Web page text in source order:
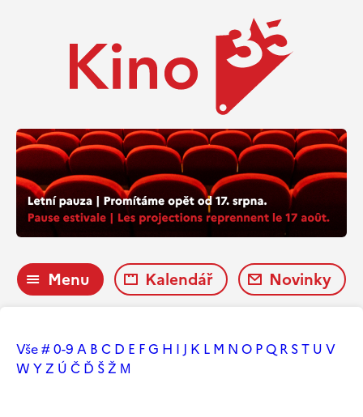
Menu Kalendář Novinky
Vše# 0-9 A B C D E FG H I J K L M N O PQ R ST U V
W YZ Ú Č Ď ŠŽ М